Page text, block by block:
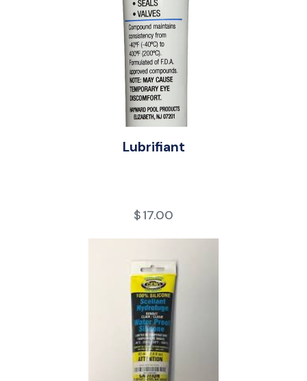
Lubrifiant
$17.00